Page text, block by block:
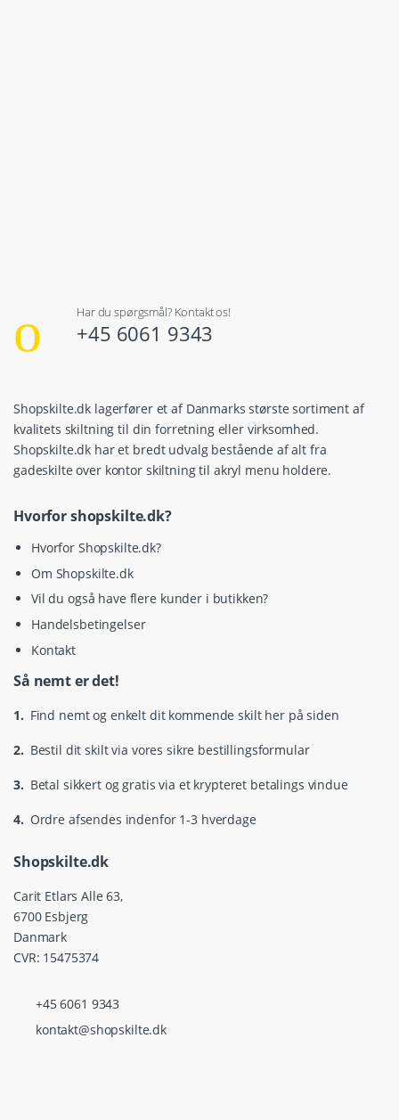
Har du spørgsmål? Kontakt os!
+45 6061 9343
Shopskilte.dk lagerfører et af Danmarks største sortiment af
kvalitets skiltning til din forretning eller virksomhed.
Shopskilte.dk har et bredt udvalg bestående af alt fra
gadeskilte over kontor skiltning til akryl menu holdere.
Hvorfor shopskilte.dk?
Hvorfor Shopskilte.dk?
Om Shopskilte.dk
Vil du også have flere kunder i butikken?
Handelsbetingelser
Kontakt
Så nemt er det!
1. Find nemt og enkelt dit kommende skilt her på siden
2. Bestil dit skilt via vores sikre bestillingsformular
3. Betal sikkert og gratis via et krypteret betalings vindue
4. Ordre afsendes indenfor 1-3 hverdage
Shopskilte.dk
Carit Etlars Alle 63,
6700 Esbjerg
Danmark
CVR: 15475374
+45 6061 9343
kontakt@shopskilte.dk